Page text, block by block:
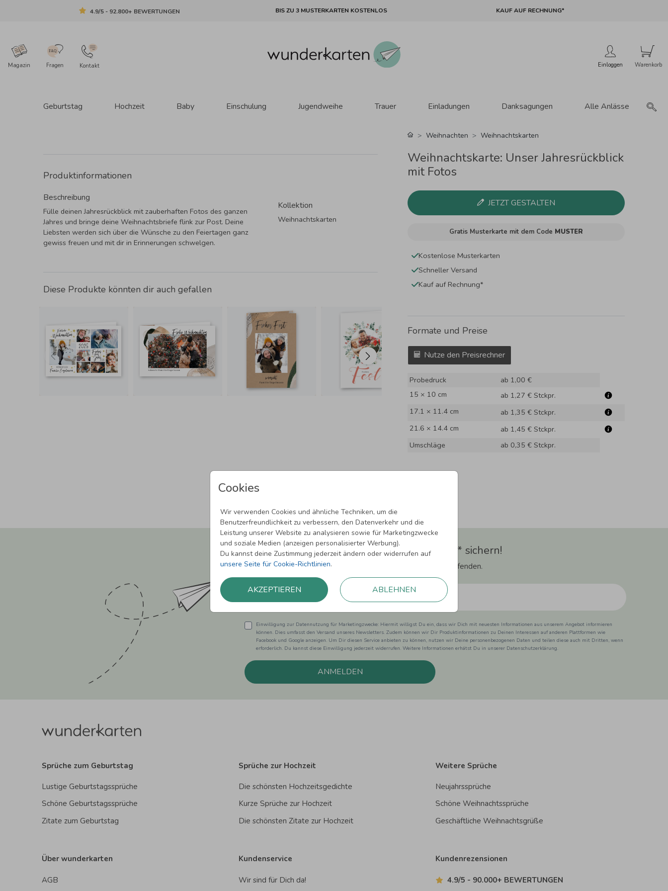
4.9/5 - 92.800+ BEWERTUNGEN BIS ZU 3 MUSTERKARTEN KOSTENLOS KAUF AUF RECHNUNG*
Magazin Fragen Kontakt Einloggen
Geburtstag Hochzeit Baby Einschulung Jugendweihe Trauer Einladungen Danksagungen Alle Anlässe
Cookies
Wir verwenden Cookies und ähnliche Techniken, um die
Benutzerfreundlichkeit zu verbessern, den Datenverkehr und die
Leistung unserer Website zu analysieren sowie für Marketingzwecke
und soziale Medien (anzeigen personalisierter Werbung).
Du kannst deine Zustimmung jederzeit ändern oder widerrufen auf
unsere Seite für Cookie-Richtlinien.
AKZEPTIEREN ABLEHNEN
Produktinformationen
Beschreibung
Fülle deinen Jahresrückblick mit zauberhaften Fotos des ganzen
Jahres und bringe deine Weihnachtsbriefe flink zur Post. Deine
Liebsten werden sich über die Wünsche zu den Feiertagen ganz
gewiss freuen und mit dir in Erinnerungen schwelgen.
Kollektion
Weihnachtskarten
Diese Produkte könnten dir auch gefallen
Weihnachten Weihnachtskarten
Weihnachtskarte: Unser Jahresrückblick
mit Fotos
JETZT GESTALTEN
Gratis Musterkarte mit dem Code MUSTER
Kostenlose Musterkarten
Schneller Versand
Kauf auf Rechnung*
Formate und Preise
Nutze den Preisrechner
Probedruck
ab 1,00 €
15 × 10 cm
ab 1,27 € Stckpr.
17.1 × 11.4 cm
ab 1,35 € Stckpr.
21.6 × 14.4 cm
ab 1,45 € Stckpr.
Umschläge
ab 0,35 € Stckpr.
Newsletter abonnieren und 5,00 € Rabatt** sichern!
Melde Dich zu unserem Newsletter an und bleibe auf dem Laufenden.
Einwilligung zur Datennutzung für Marketingzwecke: Hiermit willigst Du ein, dass wir Dich mit neuesten Informationen aus unserem Angebot informieren
können. Dies umfasst den Versand unseres Newsletters. Zudem können wir Dir Produktinformationen zu Deinen Interessen auf anderen Plattformen wie
Facebook und Google anzeigen. Um Dir diesen Service anbieten zu können, nutzen wir Deine personenbezogenen Daten und teilen diese auch mit Dritten, wenn
erforderlich. Du kannst diese Einwilligung jederzeit widerrufen. Weitere Informationen erhätst Du in unserer Datenschutzerklärung.
ANMELDEN
Sprüche zum Geburtstag
Lustige Geburtstagssprüche
Schöne Geburtstagssprüche
Zitate zum Geburtstag
Sprüche zur Hochzeit
Die schönsten Hochzeitsgedichte
Kurze Sprüche zur Hochzeit
Die schönsten Zitate zur Hochzeit
Weitere Sprüche
Neujahrssprüche
Schöne Weihnachtssprüche
Geschäftliche Weihnachtsgrüße
Über wunderkarten
AGB
Kundenservice
Wir sind für Dich da!
Kundenrezensionen
4.9/5 - 90.000+ BEWERTUNGEN